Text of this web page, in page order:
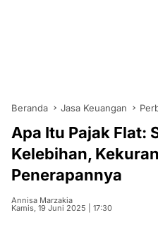
Beranda Jasa Keuangan
Apa Itu Pajak Flat:
Kelebihan,
Penerapannya
Annisa Marzakia
Kamis, 19 Juni 2025 | 17:30